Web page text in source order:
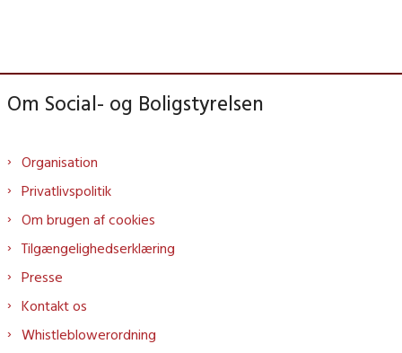
Om Social- og Boligstyrelsen
Organisation
Privatlivspolitik
Om brugen af cookies
Tilgængelighedserklæring
Presse
Kontakt os
Whistleblowerordning